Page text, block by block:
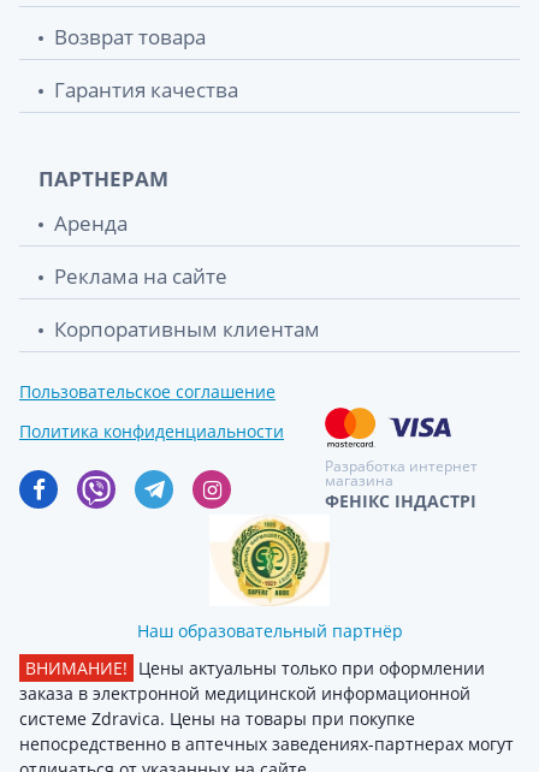
Возврат товара
Гарантия качества
ПАРТНЕРАМ
Аренда
Реклама на сайте
Корпоративным клиентам
Пользовательское соглашение
Политика конфиденциальности
Разработка интернет
магазина
ФЕНІКС ІНДАСТРІ
Наш образовательный партнёр
ВНИМАНИЕ! Цены актуальны только при оформлении
заказа в электронной медицинской информационной
системе Zdravica. Цены на товары при покупке
непосредственно в аптечных заведениях-партнерах могут